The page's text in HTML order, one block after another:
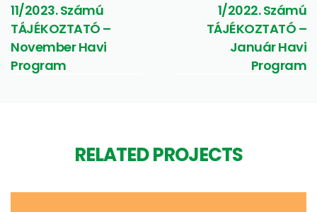
11/2023. Számú
TÁJÉKOZTATÓ –
November Havi
Program
1/2022. Számú
TÁJÉKOZTATÓ –
Január Havi
Program
RELATED PROJECTS